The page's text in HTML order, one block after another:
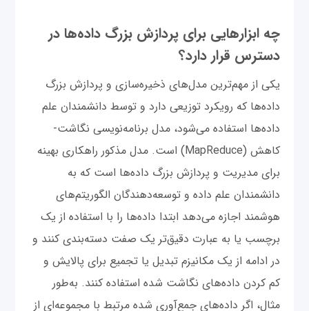
چه ابزارهایی برای پردازش بزرگ داده‌ها در
دسترس قرار دارد؟
یکی از مهم‌ترین مدل‌های ذخیره‌سازی و پردازش بزرگ
داده‌ها که رویکرد توزیعی دارد و توسط دانشمندان علم
داده‌ها استفاده می‌شود، مدل برنامه‌نویسی نگاشت-
کاهش (MapReduce) است. مدل مذکور راهکاری بهینه
برای مدیریت و پردازش بزرگ داده‌ها است که به
دانشمندان علم داده و توسعه‌دهندگان الگوریتم‌های
هوشمند اجازه می‌دهد ابتدا داده‌ها را با استفاده از یک
برچسب یا به عبارت دقیق‌تر یک صفت دسته‌بندی کنند و
در ادامه از یک مکانیزم تبدیل یا تجمیع برای پالایش و
کم کردن داده‌های نگاشت شده استفاده کنند. به‌طور
مثال، اگر داده‌های جمع‌آوری شده مرتبط با مجموعه‌ای از